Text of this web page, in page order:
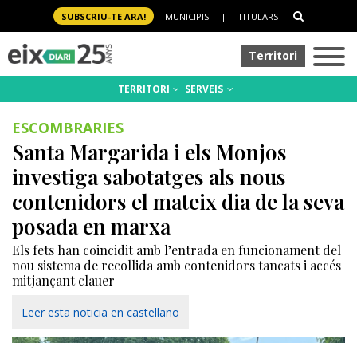
SUBSCRIU-TE ARA! MUNICIPIS | TITULARS
Territori
TERRITORI SERVEIS
ESCOMBRARIES
Santa Margarida i els Monjos
investiga sabotatges als nous
contenidors el mateix dia de la seva
posada en marxa
Els fets han coincidit amb l’entrada en funcionament del
nou sistema de recollida amb contenidors tancats i accés
mitjançant clauer
Leer esta noticia en castellano